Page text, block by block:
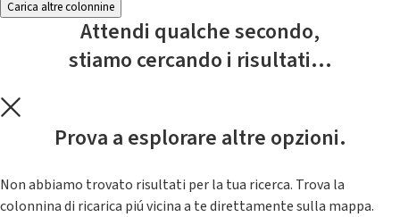
Carica altre colonnine
Attendi qualche secondo,
stiamo cercando i risultati...
Prova a esplorare altre opzioni.
Non abbiamo trovato risultati per la tua ricerca. Trova la
colonnina di ricarica piú vicina a te direttamente sulla mappa.